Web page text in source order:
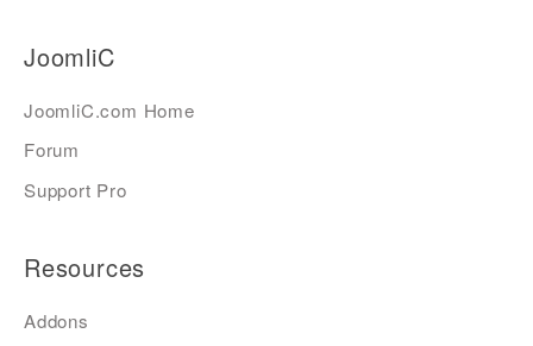
JoomliC
JoomliC.com Home
Forum
Support Pro
Resources
Addons